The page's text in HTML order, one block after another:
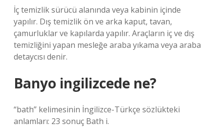
İç temizlik sürücü alanında veya kabinin içinde
yapılır. Dış temizlik ön ve arka kaput, tavan,
çamurluklar ve kapılarda yapılır. Araçların iç ve dış
temizliğini yapan mesleğe araba yıkama veya araba
detaycısı denir.
Banyo ingilizcede ne?
“bath” kelimesinin İngilizce-Türkçe sözlükteki
anlamları: 23 sonuç Bath i.